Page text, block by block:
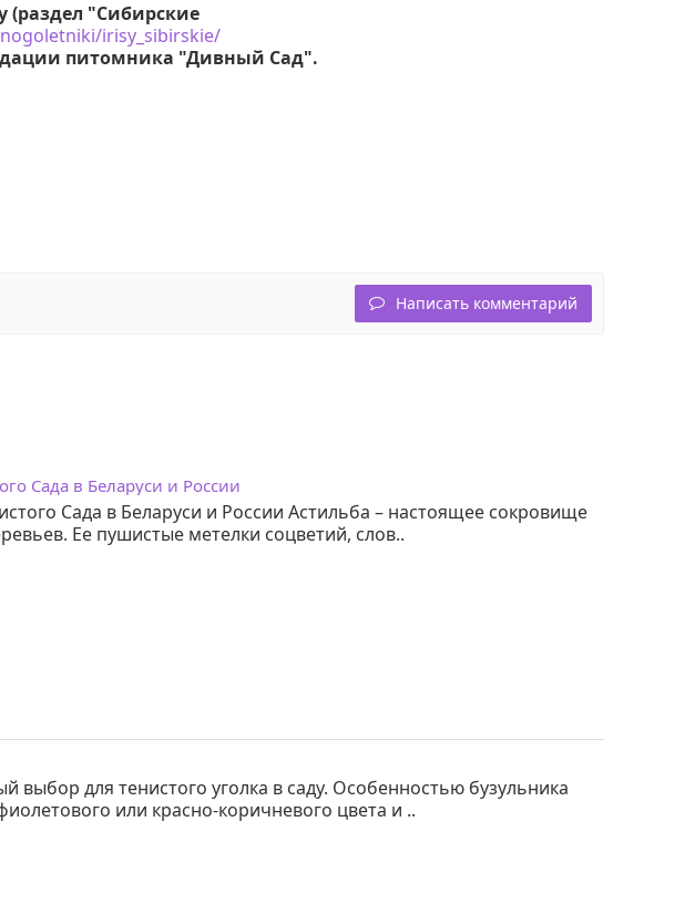
(раздел "Сибирские
irisy_sibirskie/
питомника "Дивный Сад".
Написать комментарий
Сада в Беларуси и России
Сада в Беларуси и России Астильба – настоящее сокровище
Ее пушистые метелки соцветий, слов..
для тенистого уголка в саду. Особенностью бузульника
или красно-коричневого цвета и ..